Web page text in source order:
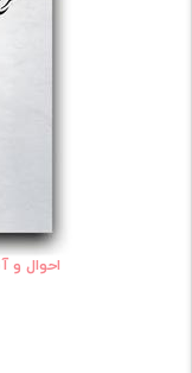
احوال و